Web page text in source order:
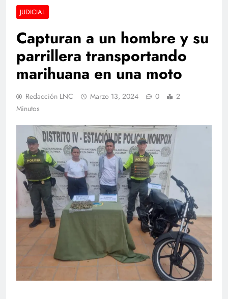
JUDICIAL
Capturan a un hombre y su
parrillera transportando
marihuana en una moto
Redacción LNC Marzo 13, 2024 0
2
Minutos